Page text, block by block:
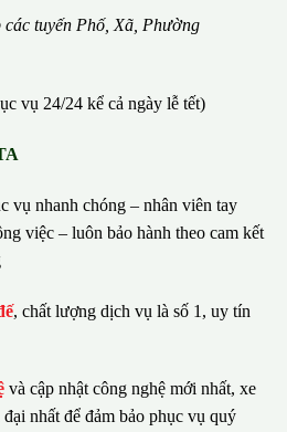
các tuyến Phố, Xã, Phường
vụ 24/24 kể cả ngày lễ tết)
vụ nhanh chóng – nhân viên tay
việc – luôn bảo hành theo cam kết
, chất lượng dịch vụ là số 1, uy tín
và cập nhật công nghệ mới nhất, xe
nhất để đảm bảo phục vụ quý